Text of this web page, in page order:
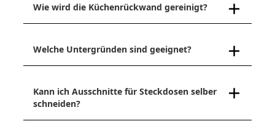
Wie wird die Küchenrückwand gereinigt?
Welche Untergründen sind geeignet?
Kann ich Ausschnitte für Steckdosen selber
schneiden?